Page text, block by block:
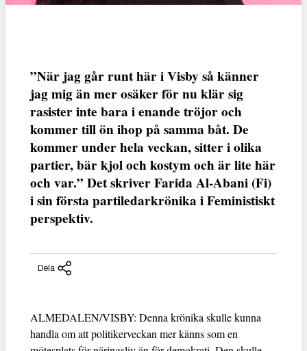
”När jag går runt här i Visby så känner
jag mig än mer osäker för nu klär sig
rasister inte bara i enande tröjor och
kommer till ön ihop på samma båt. De
kommer under hela veckan, sitter i olika
partier, bär kjol och kostym och är lite här
och var.” Det skriver Farida Al-Abani (Fi)
i sin första partiledarkrönika i Feministiskt
perspektiv.
Dela
ALMEDALEN/VISBY: Denna krönika skulle kunna
handla om att politikerveckan mer känns som en